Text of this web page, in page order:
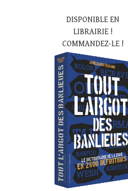
DISPONIBLE EN
LIBRAIRIE !
COMMANDEZ-LE !